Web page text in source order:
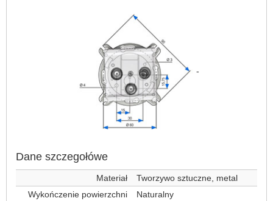
-
Dane szczegołówe
Materiał
Tworzywo sztuczne, metal
Wykończenie powierzchni
Naturalny